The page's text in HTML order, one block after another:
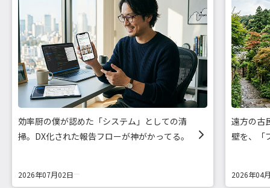
効率厨の僕が認めた「システム」としての清
掃。DX化された報告フローが神がかってる。
2026年07月02日
遠方の古
壁を、「
2026年04